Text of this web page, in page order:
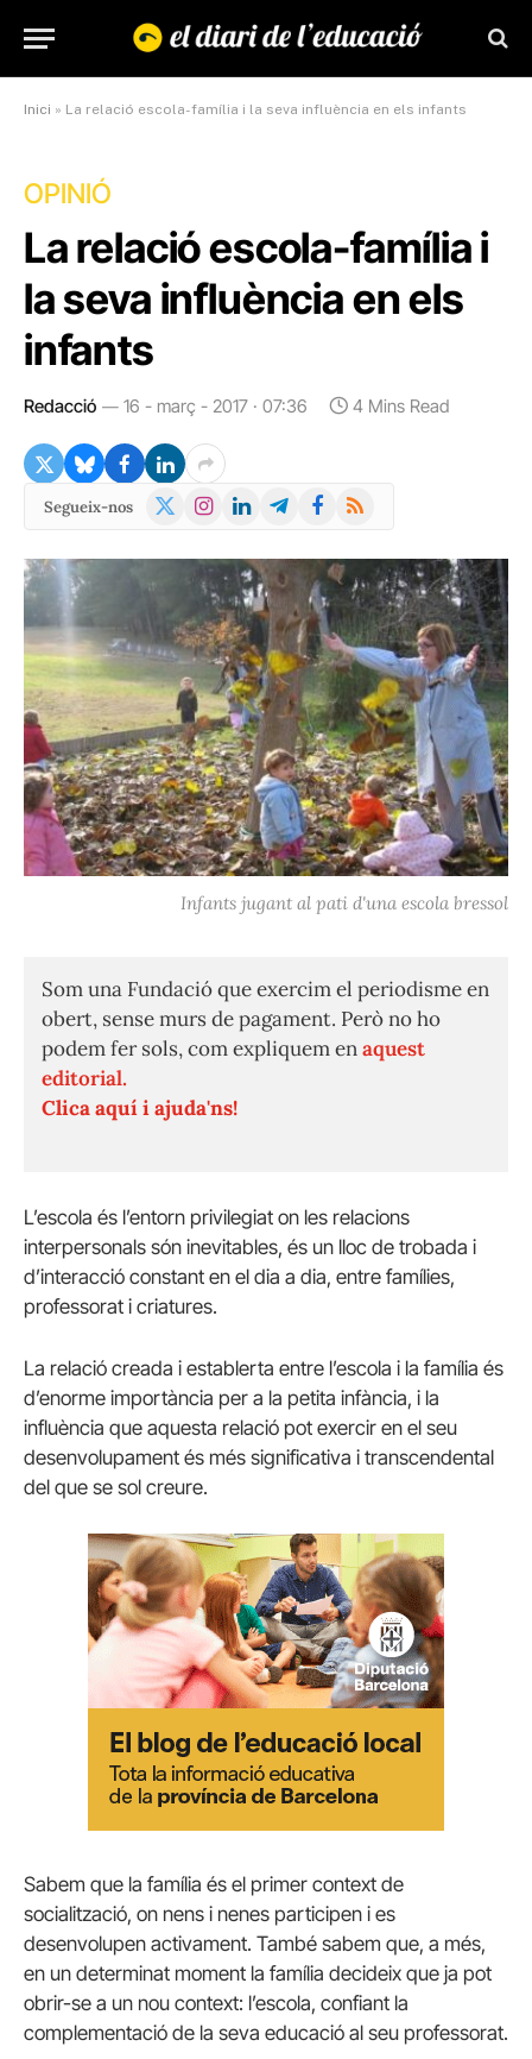
Inici » La relació escola-família i la seva influència en els infants
OPINIÓ
La relació escola-família i
la seva influència en els
infants
Redacció 16 - març - 2017 · 07:36 4 Mins Read
Segueix-nos
X
Instagram
LinkedInTelegramFacebook
RSS
Infants jugant al pati d'una escola bressol
Som una Fundació que exercim el periodisme en
obert, sense murs de pagament. Però no ho
podem fer sols, com expliquem enaquest
editorial.
Clica aquí i ajuda'ns!
L’escola és l’entorn privilegiat on les relacions
interpersonals són inevitables, és un lloc de trobada i
d’interacció constant en el dia a dia, entre famílies,
professorat i criatures.
La relació creada i establerta entre l’escola i la família és
d’enorme importància per a la petita infància, i la
influència que aquesta relació pot exercir en el seu
desenvolupament és més significativa i transcendental
del que se sol creure.
Sabem que la família és el primer context de
socialització, on nens i nenes participen i es
desenvolupen activament. També sabem que, a més,
en un determinat moment la família decideix que ja pot
obrir-se a un nou context: l’escola, confiant la
complementació de la seva educació al seu professorat.